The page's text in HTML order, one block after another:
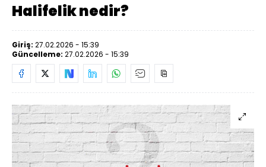
Halifelik nedir?
Giriş: 27.02.2026 - 15:39
Güncelleme: 27.02.2026 - 15:39